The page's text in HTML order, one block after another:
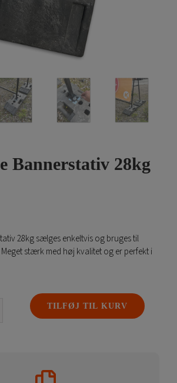
Bannerstativ 28kg
28kg sælges enkeltvis og bruges til
stærk med høj kvalitet og er perfekt i
TILFØJ TIL KURV